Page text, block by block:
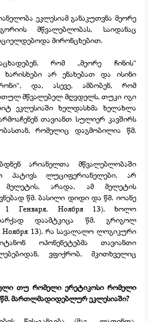
ეკლესიამ განაკუთვნა მეორე
მწვალებლობას, საიდანაც
მირონცხებით.
რომ „მეორე ჩინის“
არ ენახებათ და ისინი
და, ასევე, ამბობენ, რომ
მწვალებელ მღვდელს, თუკი იგი
ეკლესიაში ხელდასხმა ხელახლა
თავიანთ სულიერ კავშირს
რომელიც დაგმობილია წმ.
არიანელთა მწვალებლობაში
პატივს ლუციფერიანელები, არ
მელეტის, არადა, ამ მელეტის
წმ. ბასილი დიდი და წმ. იოანე
1 Генваря, Ноября 13). ხოლო
დაამტკიცა წმ. გრიგოლ
Ноября 13). რა სავალალო ლოგიკური
ოპონენეტებმა თავიანთი
ვფიქრობ, მკითხველიც
თუ რომელი ერეტიკოსი რომელი
მართლმადიდებლურ ეკლესიაში?